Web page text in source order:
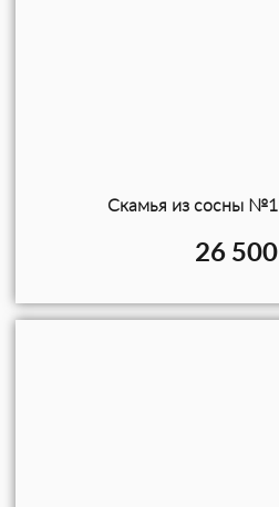
Скамья из сосны
26 500